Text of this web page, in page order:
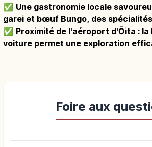
✅ Une gastronomie locale
garei et bœuf Bungo, des
✅ Proximité de l'aéroport d'Ōita :
voiture permet une exploration
Foire aux